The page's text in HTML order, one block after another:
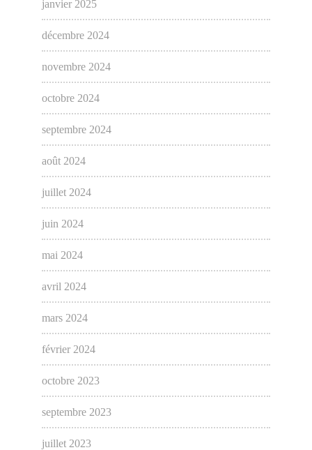
janvier 2025
décembre 2024
novembre 2024
octobre 2024
septembre 2024
août 2024
juillet 2024
juin 2024
mai 2024
avril 2024
mars 2024
février 2024
octobre 2023
septembre 2023
juillet 2023